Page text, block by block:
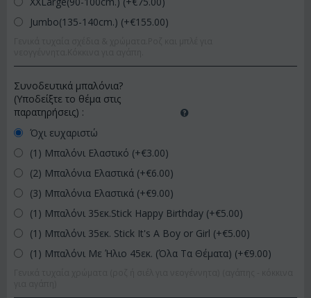
Jumbo(135-140cm.) (+€155.00)
Συνοδευτικά μπαλόνια?
(Υποδείξτε το θέμα στις
παρατηρήσεις) :
Όχι ευχαριστώ
(1) Μπαλόνι Ελαστικό (+€3.00)
(2) Μπαλόνια Ελαστικά (+€6.00)
(3) Μπαλόνια Ελαστικά (+€9.00)
(1) Μπαλόνι 35εκ.Stick Happy Birthday (+€5.00)
(1) Μπαλόνι 35εκ. Stick It's A Boy or Girl (+€5.00)
(1) Μπαλόνι Με Ήλιο 45εκ. (Όλα Τα Θέματα) (+€9.00)